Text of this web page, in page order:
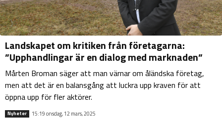
Landskapet om kritiken från företagarna:
”Upphandlingar är en dialog med marknaden”
Mårten Broman säger att man värnar om åländska företag,
men att det är en balansgång att luckra upp kraven för att
öppna upp för fler aktörer.
Nyheter 15:19 onsdag, 12 mars, 2025